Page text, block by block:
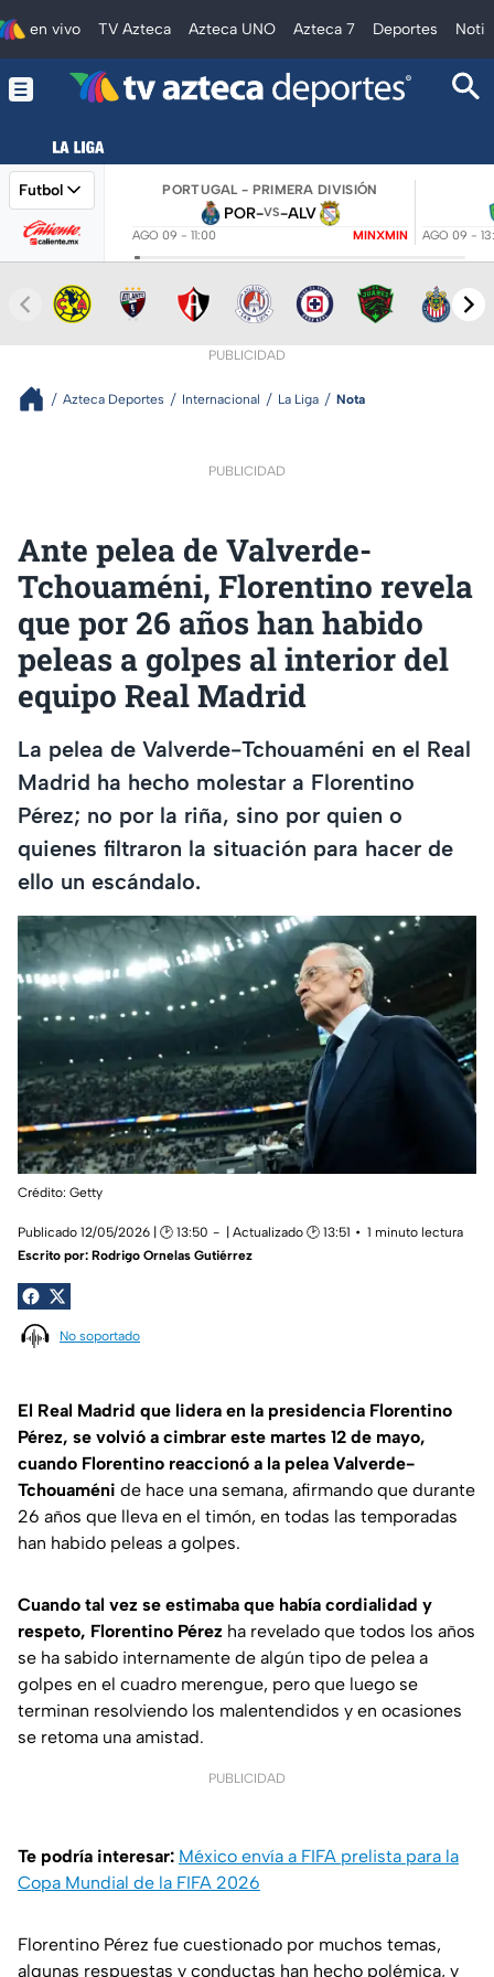
en vivo TV Azteca Azteca UNO Azteca 7 Deportes
Futbol PORTUGAL - PRIMERA DIVISIÓN
POR-VS-ALV
AGO 09 - 11:00 MINXMIN AGO 09 -
PUBLICIDAD
Azteca Deportes Internacional La Liga Nota
PUBLICIDAD
Ante pelea de Valverde-
Tchouaméni, Florentino revela
que por 26 años han habido
peleas a golpes al interior del
equipo Real Madrid
La pelea de Valverde-Tchouaméni en el Real
Madrid ha hecho molestar a Florentino
Pérez; no por la riña, sino por quien o
quienes filtraron la situación para hacer de
ello un escándalo.
Crédito: Getty
Publicado 12/05/2026 | 🕑 13:50 | Actualizado 🕑 13:51
1 minuto lectura
Escrito por: Rodrigo Ornelas Gutiérrez
No soportado
El Real Madrid que lidera en la presidencia Florentino
Pérez, se volvió a cimbrar este martes 12 de mayo,
cuando Florentino reaccionó a la pelea Valverde-
Tchouaméni de hace una semana, afirmando que durante
26 años que lleva en el timón, en todas las temporadas
han habido peleas a golpes.
Cuando tal vez se estimaba que había cordialidad y
respeto, Florentino Pérez ha revelado que todos los años
se ha sabido internamente de algún tipo de pelea a
golpes en el cuadro merengue, pero que luego se
terminan resolviendo los malentendidos y en ocasiones
se retoma una amistad.
PUBLICIDAD
Te podría interesar: México envía a FIFA prelista para la
Copa Mundial de la FIFA 2026
Florentino Pérez fue cuestionado por muchos temas,
algunas respuestas y conductas han hecho polémica, y